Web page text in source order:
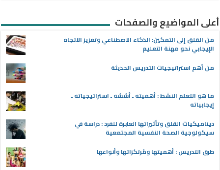
أعلى المواضيع والصفحات
من القلق إلى التمكين: الذكاء الاصطناعي وتعزيز الاتجاه
الإيجابي نحو مهنة التعليم
من أهم استراتيجيات التدريس الحديثة
ما هو التعلم النشط : أهميته ـ أسُسُه ـ استراتيجياته ـ
إيجابياته
ديناميكيات القلق وتأثيراتها العابرة للفرد : دراسة في
سيكولوجية الصحة النفسية المجتمعية
طرق التدريس : أهميتها ومُرتكزاتها وأنواعها